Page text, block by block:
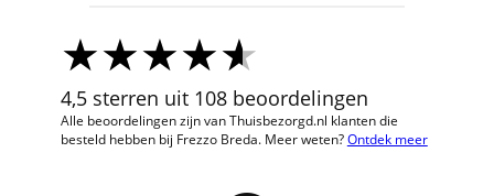
4,5 sterren uit 108 beoordelingen
Alle beoordelingen zijn van Thuisbezorgd.nl klanten die
besteld hebben bij Frezzo Breda. Meer weten?Ontdek meer